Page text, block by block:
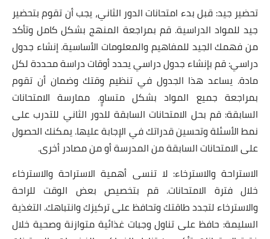
تحضير جيد: قبل بدء امتحانات الدور الثاني، يجب أن تقوم بتحضير
جيد للمواد الدراسية. قم بمراجعة المنهج بشكل كامل وتأكد
من فهمك الجيد للمفاهيم والمعلومات الأساسية. إنشاء جدول
دراسي: قم بإنشاء جدول دراسي يحدد أوقات دراسة محددة لكل
مادة. يساعد هذا الجدول في تنظيم وقتك وضمان أن تقوم
بمراجعة جميع المواد بشكل متساوٍ. ممارسة الامتحانات
السابقة: قم بحل الامتحانات السابقة للدور الثاني للتدرب على
نمط الأسئلة وتحسين قدراتك في الإجابة عليها. يمكنك الحصول
على الامتحانات السابقة من المدرسة أو من مصادر أخرى.
الاستراحة والاسترخاء: لا تنسى أهمية الاستراحة والاسترخاء
خلال فترة الامتحانات. قم بتخصيص بعض الوقت للراحة
والاسترخاء لتجدد طاقتك وتحافظ على تركيزك وانتباهك. التغذية
السليمة: حافظ على تناول وجبات غذائية متوازنة وصحية خلال